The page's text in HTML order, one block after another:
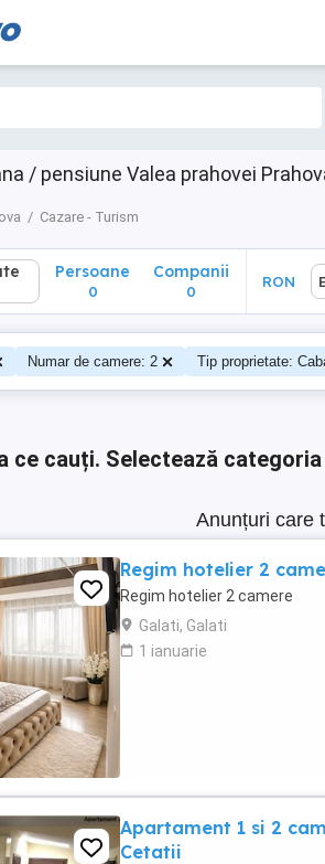
/ pensiune Valea prahovei
Cazare - Turism
Persoane
0
Companii
0
RON
Numar de camere: 2 Tip proprietate:
ce cauți. Selectează
Anunțuri care
Regim hotelier 2
Regim hotelier 2 camere
Galati, Galati
1 ianuarie
Apartament 1 si 2
Cetatii